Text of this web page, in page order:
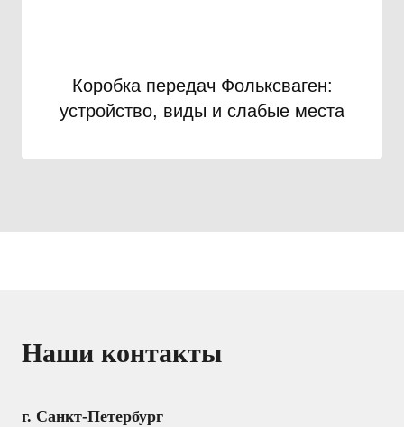
Коробка передач Фольксваген:
устройство, виды и слабые места
Наши контакты
г. Санкт-Петербург